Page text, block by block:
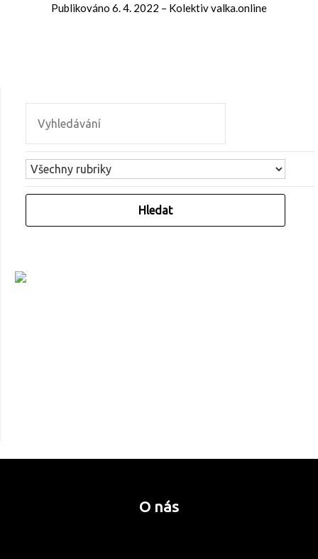
Publikováno 6. 4. 2022 – Kolektiv valka.online
O nás